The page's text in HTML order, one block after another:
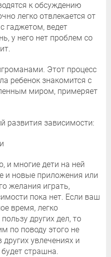
к обсуждению
легко отвлекается от
гаджетом, ведет
у него нет проблем со
Этот процесс
ребенок знакомится с
миром, примеряет
развития зависимости:
и многие дети на ней
и новые приложения или
желания играть,
пока нет. Если ваш
время, легко
других дел, то
по поводу этого не
увлечениях и
страшна.